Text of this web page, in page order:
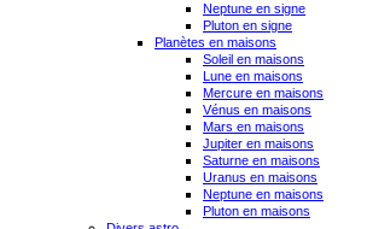
Neptune en signe
Pluton en signe
Planètes en maisons
Soleil en maisons
Lune en maisons
Mercure en maisons
Vénus en maisons
Mars en maisons
Jupiter en maisons
Saturne en maisons
Uranus en maisons
Neptune en maisons
Pluton en maisons